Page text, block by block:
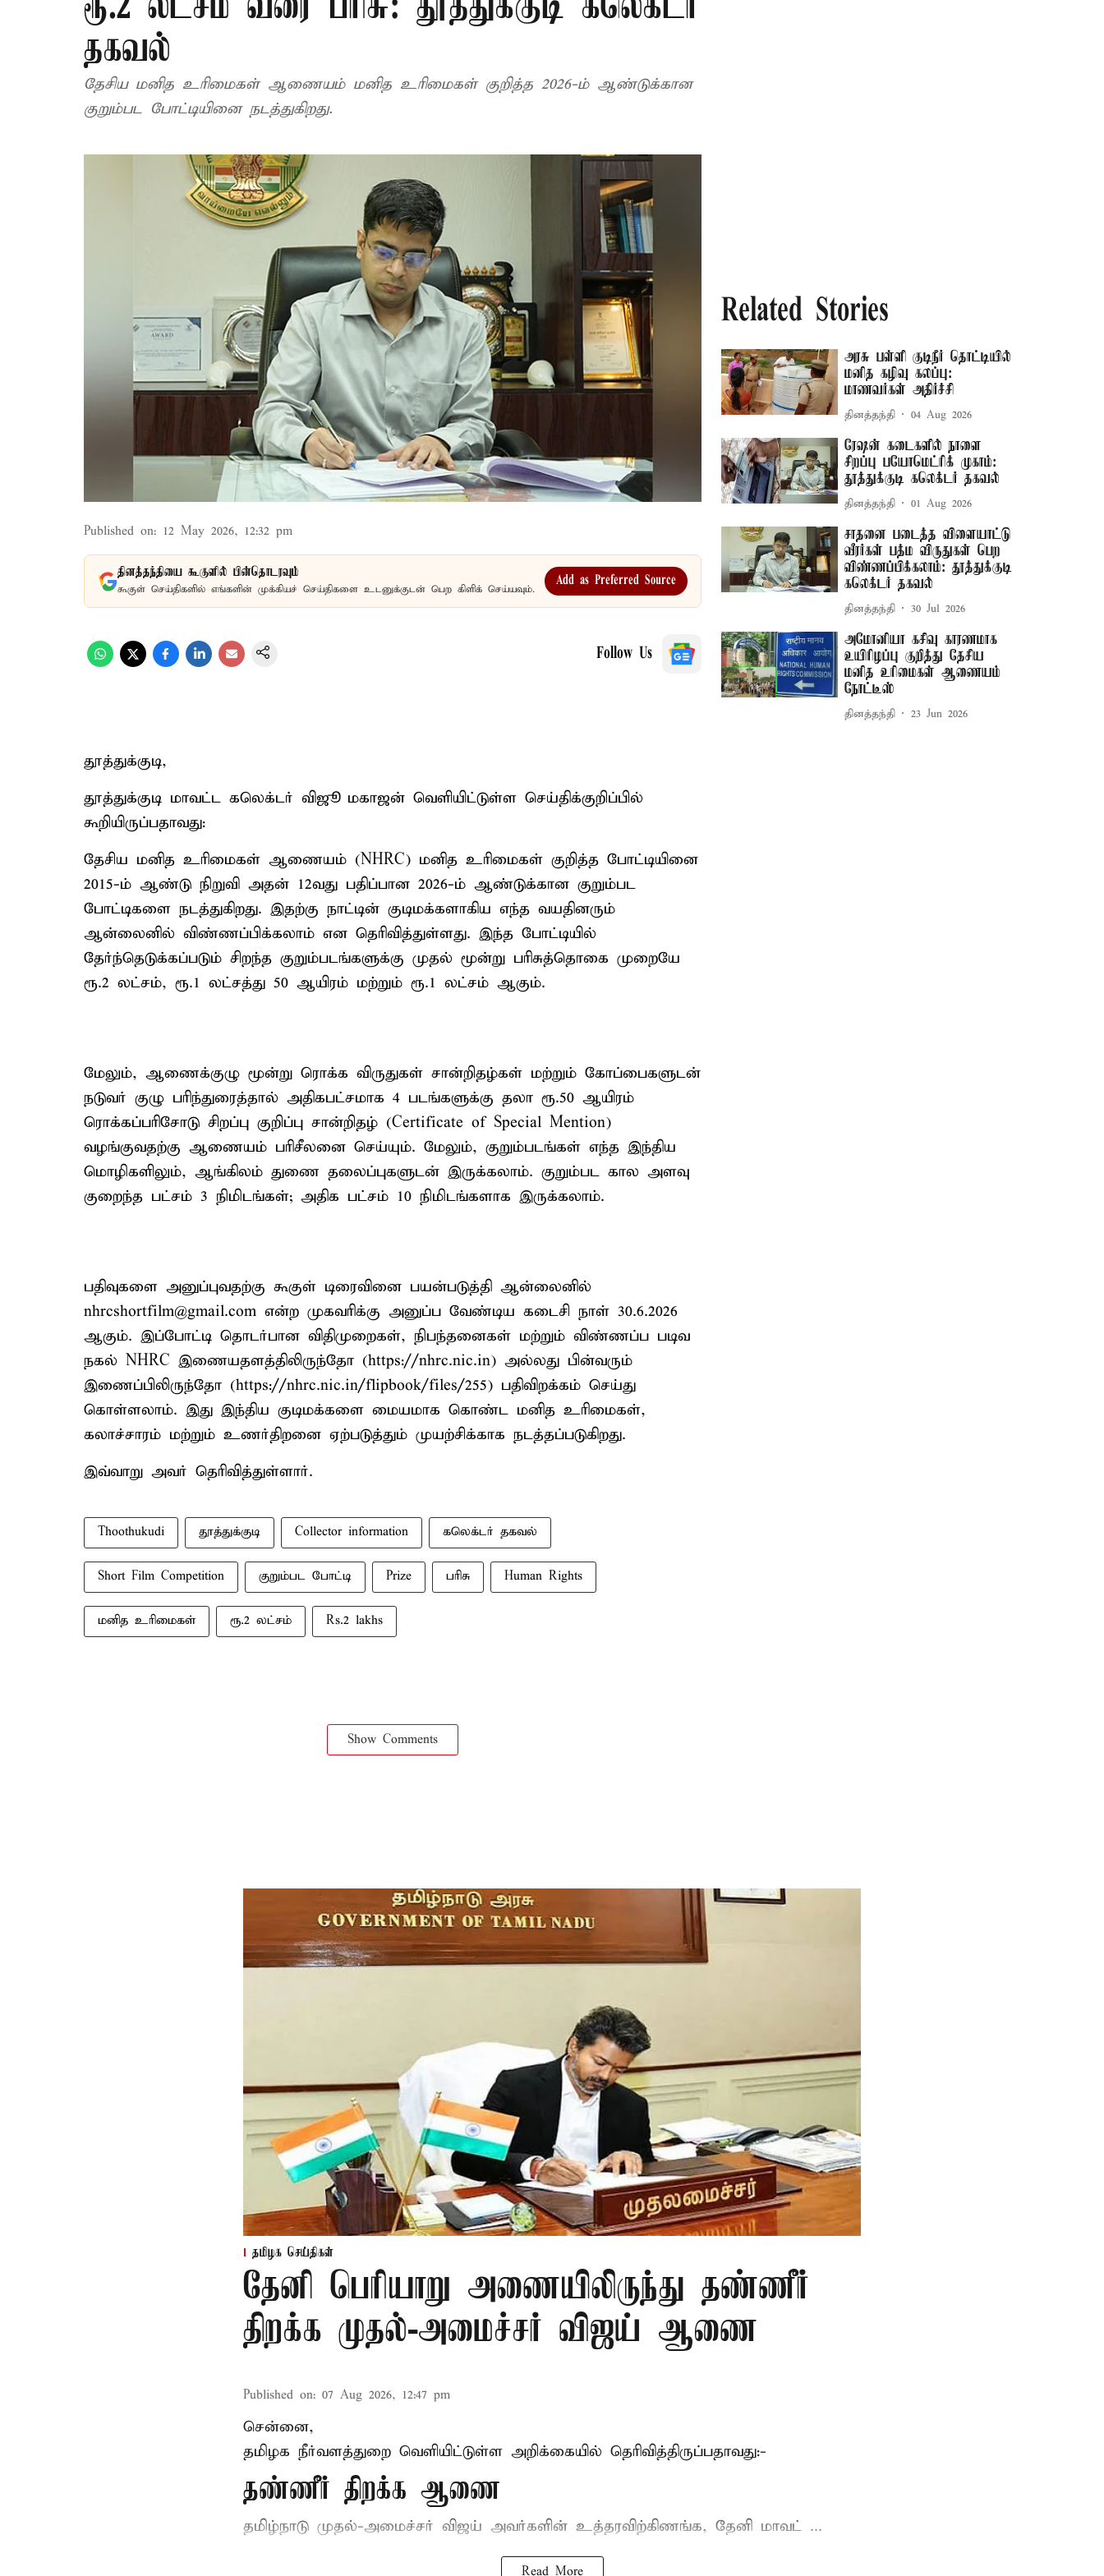
தகவல்
தேசிய மனித உரிமைகள் ஆணையம் மனித உரிமைகள் குறித்த 2026-ம் ஆண்டுக்கான
குறும்பட போட்டியினை நடத்துகிறது.
Published on: 12 May 2026, 12:32 pm
தினத்தந்தியை கூகுளில் பின்தொடரவும்
கூகுள் செய்திகளில் எங்களின் முக்கியச் செய்திகளை உடனுக்குடன் பெற கிளிக் செய்யவும்.
Add as Preferred Source
Follow Us
தூத்துக்குடி,
தூத்துக்குடி மாவட்ட கலெக்டர் விஜூ மகாஜன் வெளியிட்டுள்ள செய்திக்குறிப்பில்
கூறியிருப்பதாவது:
தேசிய மனித உரிமைகள் ஆணையம் (NHRC) மனித உரிமைகள் குறித்த போட்டியினை
2015-ம் ஆண்டு நிறுவி அதன் 12வது பதிப்பான 2026-ம் ஆண்டுக்கான குறும்பட
போட்டிகளை நடத்துகிறது. இதற்கு நாட்டின் குடிமக்களாகிய எந்த வயதினரும்
ஆன்லைனில் விண்ணப்பிக்கலாம் என தெரிவித்துள்ளது. இந்த போட்டியில்
தேர்ந்தெடுக்கப்படும் சிறந்த குறும்படங்களுக்கு முதல் மூன்று பரிசுத்தொகை முறையே
ரூ.2 லட்சம், ரூ.1 லட்சத்து 50 ஆயிரம் மற்றும் ரூ.1 லட்சம் ஆகும்.
மேலும், ஆணைக்குழு மூன்று ரொக்க விருதுகள் சான்றிதழ்கள் மற்றும் கோப்பைகளுடன்
நடுவர் குழு பரிந்துரைத்தால் அதிகபட்சமாக 4 படங்களுக்கு தலா ரூ.50 ஆயிரம்
ரொக்கப்பரிசோடு சிறப்பு குறிப்பு சான்றிதழ் (Certificate of Special Mention)
வழங்குவதற்கு ஆணையம் பரிசீலனை செய்யும். மேலும், குறும்படங்கள் எந்த இந்திய
மொழிகளிலும், ஆங்கிலம் துணை தலைப்புகளுடன் இருக்கலாம். குறும்பட கால அளவு
குறைந்த பட்சம் 3 நிமிடங்கள்; அதிக பட்சம் 10 நிமிடங்களாக இருக்கலாம்.
பதிவுகளை அனுப்புவதற்கு கூகுள் டிரைவினை பயன்படுத்தி ஆன்லைனில்
nhrcshortfilm@gmail.com என்ற முகவரிக்கு அனுப்ப வேண்டிய கடைசி நாள் 30.6.2026
ஆகும். இப்போட்டி தொடர்பான விதிமுறைகள், நிபந்தனைகள் மற்றும் விண்ணப்ப படிவ
நகல் NHRC இணையதளத்திலிருந்தோ (https://nhrc.nic.in) அல்லது பின்வரும்
இணைப்பிலிருந்தோ (https://nhrc.nic.in/flipbook/files/255) பதிவிறக்கம் செய்து
கொள்ளலாம். இது இந்திய குடிமக்களை மையமாக கொண்ட மனித உரிமைகள்,
கலாச்சாரம் மற்றும் உணர்திறனை ஏற்படுத்தும் முயற்சிக்காக நடத்தப்படுகிறது.
இவ்வாறு அவர் தெரிவித்துள்ளார்.
Thoothukudi தூத்துக்குடி Collector information கலெக்டர் தகவல்
Short Film Competition குறும்பட போட்டி Prize பரிசு Human Rights
மனித உரிமைகள் ரூ.2 லட்சம் Rs.2 lakhs
Show Comments
Related Stories
அரசு பள்ளி குடிநீர் தொட்டியில்
மனித கழிவு கலப்பு:
மாணவர்கள் அதிர்ச்சி
தினத்தந்தி 04 Aug 2026
ரேஷன் கடைகளில் நாளை
சிறப்பு பயோமெட்ரிக் முகாம்:
தூத்துக்குடி கலெக்டர் தகவல்
தினத்தந்தி 01 Aug 2026
சாதனை படைத்த விளையாட்டு
வீரர்கள் பத்ம விருதுகள் பெற
விண்ணப்பிக்கலாம்: தூத்துக்குடி
கலெக்டர் தகவல்
தினத்தந்தி 30 Jul 2026
அமோனியா கசிவு காரணமாக
உயிரிழப்பு குறித்து தேசிய
மனித உரிமைகள் ஆணையம்
நோட்டீஸ்
தினத்தந்தி 23 Jun 2026
தமிழக செய்திகள்
தேனி பெரியாறு அணையிலிருந்து தண்ணீர்
திறக்க முதல்-அமைச்சர் விஜய் ஆணை
Published on: 07 Aug 2026, 12:47 pm
சென்னை,
தமிழக நீர்வளத்துறை வெளியிட்டுள்ள அறிக்கையில் தெரிவித்திருப்பதாவது:-
தண்ணீர் திறக்க ஆணை
தமிழ்நாடு முதல்-அமைச்சர் விஜய் அவர்களின் உத்தரவிற்கிணங்க, தேனி மாவட் ...
Read More